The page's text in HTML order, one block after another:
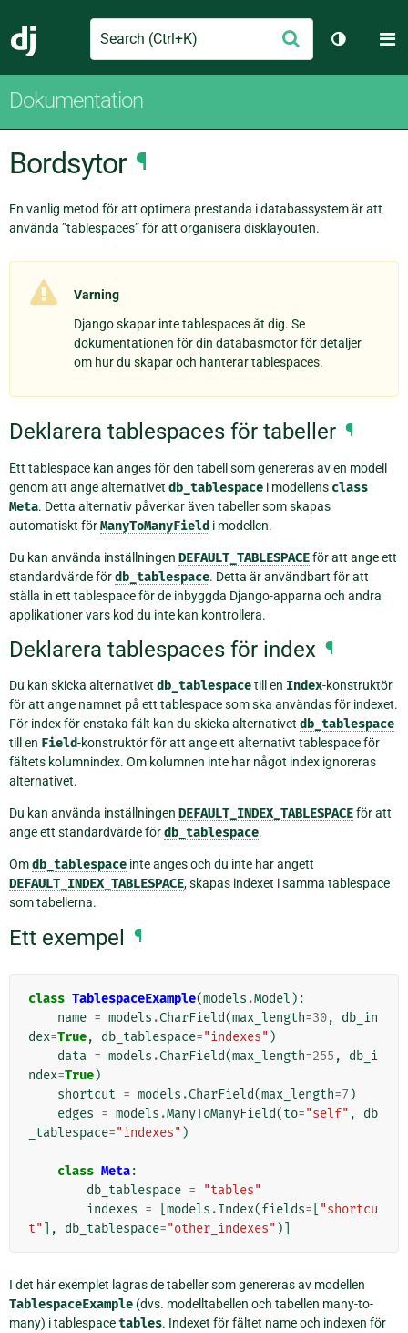
Django
Search Skicka
Växla
Dokumentation
Bordsytor ¶
En vanlig metod för att optimera prestanda i databassystem är att
använda ”tablespaces” för att organisera disklayouten.
Varning
Django skapar inte tablespaces åt dig. Se
dokumentationen för din databasmotor för detaljer
om hur du skapar och hanterar tablespaces.
Deklarera tablespaces för tabeller ¶
Ett tablespace kan anges för den tabell som genereras av en modell
genom att ange alternativet db_tablespace i modellens class
Meta. Detta alternativ påverkar även tabeller som skapas
automatiskt förManyToManyField i modellen.
Du kan använda inställningen DEFAULT_TABLESPACEför att ange ett
standardvärde fördb_tablespace. Detta är användbart för att
ställa in ett tablespace för de inbyggda Django-apparna och andra
applikationer vars kod du inte kan kontrollera.
Deklarera tablespaces för index ¶
Du kan skicka alternativet db_tablespacetill en Index-konstruktör
för att ange namnet på ett tablespace som ska användas för indexet.
För index för enstaka fält kan du skicka alternativet db_tablespace
till en Field-konstruktör för att ange ett alternativt tablespace för
fältets kolumnindex. Om kolumnen inte har något index ignoreras
alternativet.
Du kan använda inställningen DEFAULT_INDEX_TABLESPACEför att
ange ett standardvärde fördb_tablespace.
Omdb_tablespace inte anges och du inte har angett
DEFAULT_INDEX_TABLESPACE, skapas indexet i samma tablespace
som tabellerna.
Ett exempel ¶
class TablespaceExample(models .Model ):
name = models .CharField(max_length=30,
db_in
dex=True, db_tablespace="indexes" )
data = models .CharField(max_length=255 ,
db_i
ndex=True)
shortcut = models .CharField(max_length=7 )
edges = models .ManyToManyField(to="self" ,
db
_tablespace="indexes" )
class Meta:
db_tablespace =
"tables"
indexes = models .Index(fields=
"shortcu
t"
], db_tablespace="other_indexes" )]
I det här exemplet lagras de tabeller som genereras av modellen
TablespaceExample (dvs. modelltabellen och tabellen many-to-
many) i tablespacetables. Indexet för fältet name och indexen för